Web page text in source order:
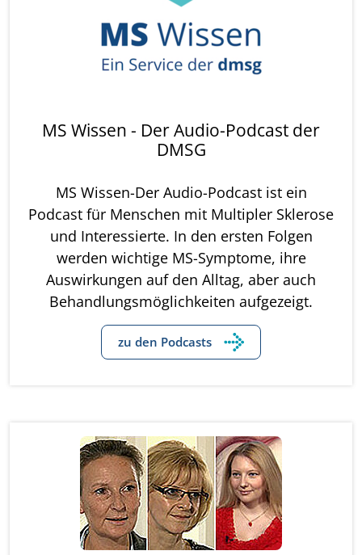
MS Wissen - Der Audio-Podcast der
DMSG
MS Wissen-Der Audio-Podcast ist ein
Podcast für Menschen mit Multipler Sklerose
und Interessierte. In den ersten Folgen
werden wichtige MS-Symptome, ihre
Auswirkungen auf den Alltag, aber auch
Behandlungsmöglichkeiten aufgezeigt.
zu den Podcasts